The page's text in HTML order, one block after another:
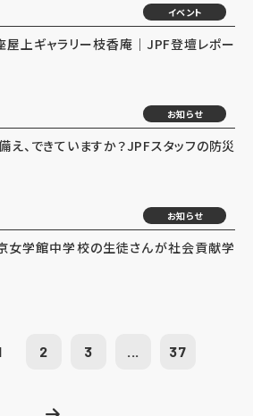
イベント
屋上ギャラリー枝香庵｜JPF登壇レポー
お知らせ
え、できていますか？JPFスタッフの防災
お知らせ
京女学館中学校の生徒さんが社会貢献学
2 3 ... 37